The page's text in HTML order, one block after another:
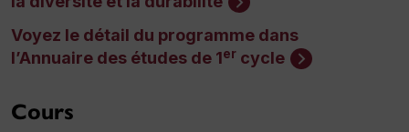
Voyez le détail du programme dans
l’Annuaire des études de 1er cycle
Cours